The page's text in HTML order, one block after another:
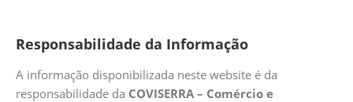
Responsabilidade da Informação
A informação disponibilizada neste website é da
responsabilidade da COVISERRA – Comércio e